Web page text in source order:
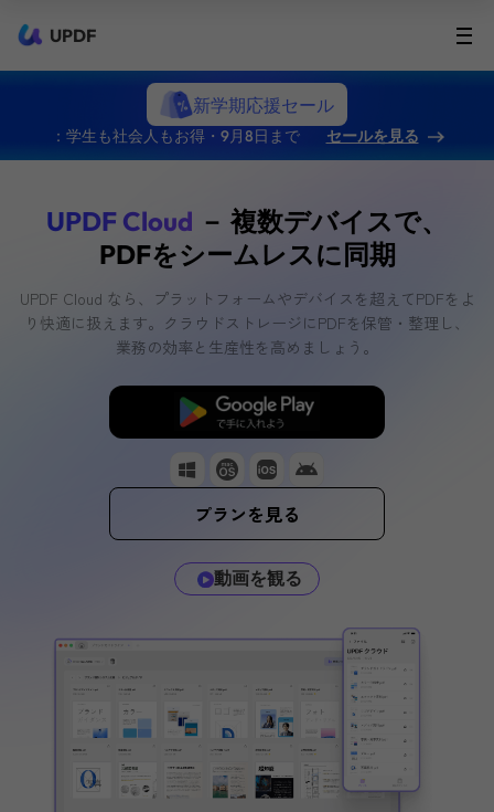
UPDF
新学期応援セール
：学生も社会人もお得・9月8日まで セールを見る
UPDF Cloud － 複数デバイスで、
PDFをシームレスに同期
UPDF Cloud なら、プラットフォームやデバイスを超えてPDFをよ
り快適に扱えます。クラウドストレージにPDFを保管・整理し、
業務の効率と生産性を高めましょう。
クラウドを試す
プランを見る
動画を観る